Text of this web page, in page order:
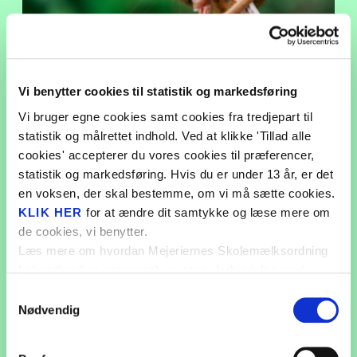
Vi benytter cookies til statistik og markedsføring
Vi bruger egne cookies samt cookies fra tredjepart til
statistik og målrettet indhold. Ved at klikke 'Tillad alle
cookies' accepterer du vores cookies til præferencer,
statistik og markedsføring. Hvis du er under 13 år, er det
en voksen, der skal bestemme, om vi må sætte cookies.
KLIK HER for at ændre dit samtykke og læse mere om
de cookies, vi benytter.
Læs mere om hvordan Mejeriernes Skolemælksordning
Nødvendig
RO-
Fantasi
ABC
Forårets
Lær om
Den
Rekord i
Lær om
Hasselmus
GÅ TIL HASSELMUS